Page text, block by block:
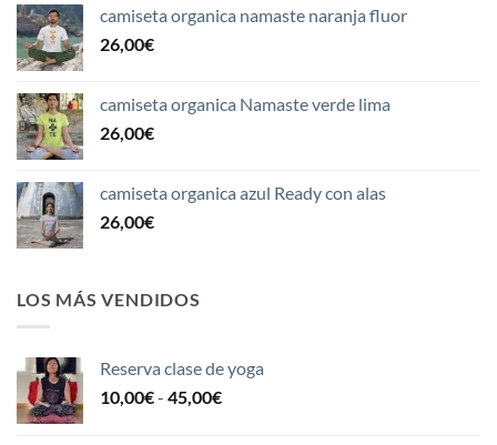
camiseta organica namaste naranja fluor
26,00€
camiseta organica Namaste verde lima
26,00€
camiseta organica azul Ready con alas
26,00€
LOS MÁS VENDIDOS
Reserva clase de yoga
10,00€- 45,00€Rango